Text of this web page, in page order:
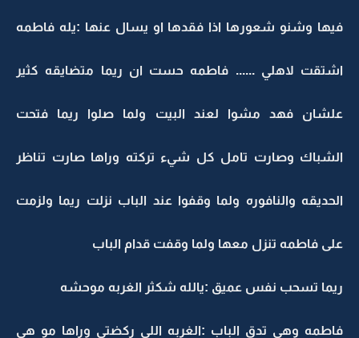
فيها وشنو شعورها اذا فقدها او يسال عنها :يله فاطمه
اشتقت لاهلي ...... فاطمه حست ان ريما متضايقه كثير
علشان فهد مشوا لعند البيت ولما صلوا ريما فتحت
الشباك وصارت تامل كل شيء تركته وراها صارت تناظر
الحديقه والنافوره ولما وقفوا عند الباب نزلت ريما ولزمت
على فاطمه تنزل معها ولما وقفت قدام الباب
ريما تسحب نفس عميق :يالله شكثر الغربه موحشه
فاطمه وهي تدق الباب :الغربه اللي ركضتي وراها مو هي